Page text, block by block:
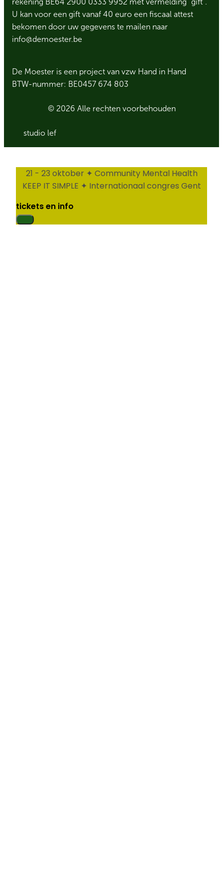
U kan voor een gift vanaf 40 euro een fiscaal attest
bekomen door uw gegevens te mailen naar
info@demoester.be
De Moester is een project van vzw Hand in Hand
BTW-nummer: BE0457 674 803
© 2026 Alle rechten voorbehouden
studio lef
21 - 23 oktober ✦ Community Mental Health
KEEP IT SIMPLE ✦ Internationaal congres Gent
tickets en info